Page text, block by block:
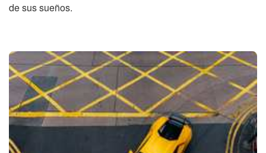
de sus sueños.